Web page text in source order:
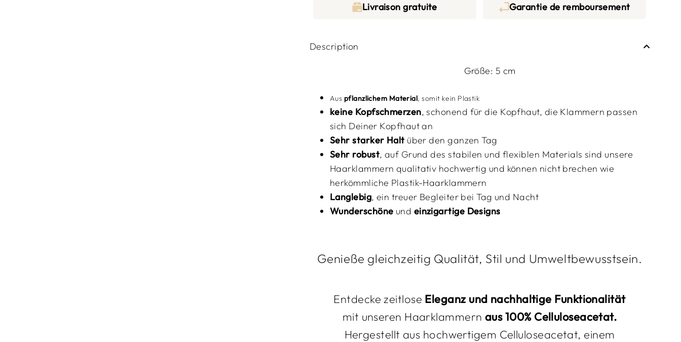
Livraison gratuite Garantie de remboursement
Description
Größe: 5 cm
Aus pflanzlichem Material, somit kein Plastik
keine Kopfschmerzen, schonend für die Kopfhaut, die Klammern passen
sich Deiner Kopfhaut an
Sehr starker Halt über den ganzen Tag
Sehr robust, auf Grund des stabilen und flexiblen Materials sind unsere
Haarklammern qualitativ hochwertig und können nicht brechen wie
herkömmliche Plastik-Haarklammern
Langlebig, ein treuer Begleiter bei Tag und Nacht
Wunderschöne und einzigartige Designs
Genieße gleichzeitig Qualität, Stil und Umweltbewusstsein.
Entdecke zeitlose Eleganz und nachhaltige Funktionalität
mit unseren Haarklammern aus 100% Celluloseacetat.
Hergestellt aus hochwertigem Celluloseacetat, einem